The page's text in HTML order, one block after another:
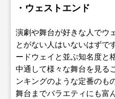
・ウェストエンド
演劇や舞台が好きな人でウ
とがない人はいないはずで
ードウェイと並ぶ知名度と
中通して様々な舞台を見る
ンキングのような定番のも
舞台までバラエティにも富